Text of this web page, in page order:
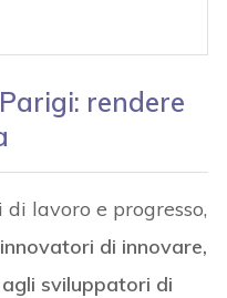
rendere
di lavoro e progresso,
di innovare,
sviluppatori di